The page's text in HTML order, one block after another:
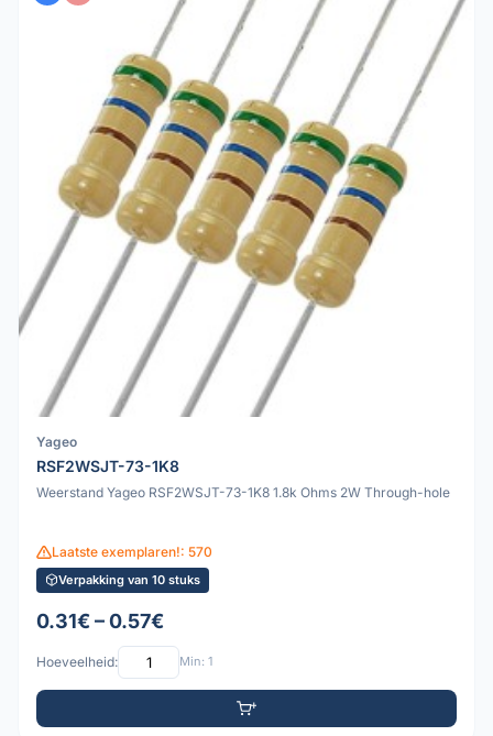
Yageo
RSF2WSJT-73-1K8
Weerstand Yageo RSF2WSJT-73-1K8 1.8k Ohms 2W Through-hole
Laatste exemplaren!: 570
Verpakking van 10 stuks
0.31€ – 0.57€
Hoeveelheid: Min: 1